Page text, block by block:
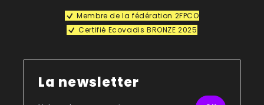
Membre de la fédération 2FPCO
Certifié Ecovadis BRONZE 2025
La newsletter